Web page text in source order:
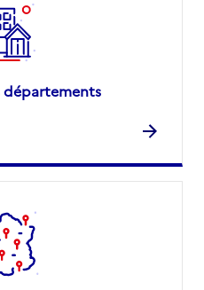
départements